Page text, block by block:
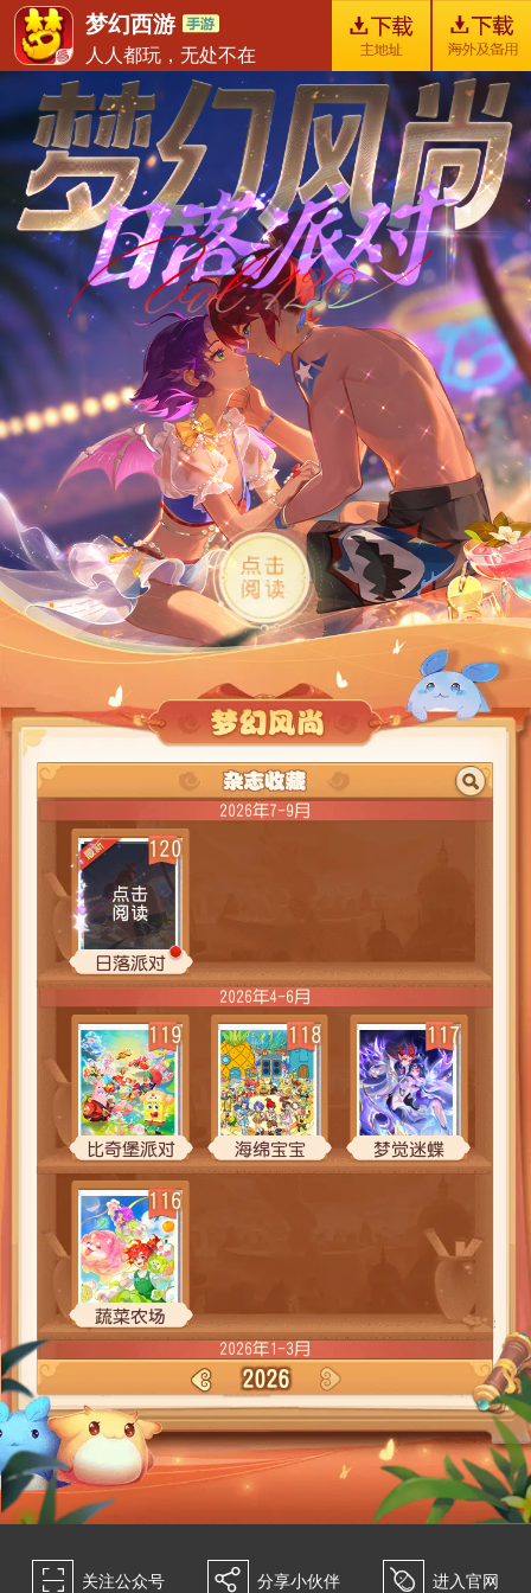
梦幻西游
人人都玩，无处不在
2026年7-9月
120
日落派对
2026年4-6月
119
比奇堡派对
118
海绵宝宝
117
梦觉迷蝶
116
蔬菜农场
2026年1-3月
仙剑奇侠
114
阴阳载道 天山游记
2026
򰀁 关注公众号 򰀂 分享小伙伴 򰀄 进入官网